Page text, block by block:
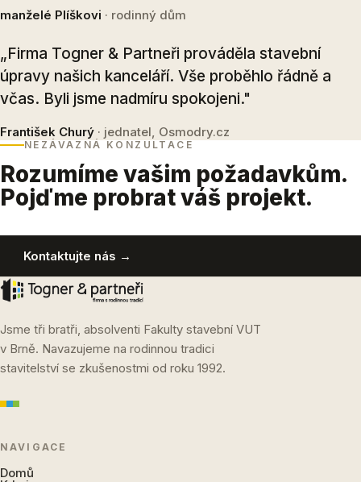
manželé Plíškovi · rodinný dům
„Firma Togner & Partneři prováděla stavební
úpravy našich kanceláří. Vše proběhlo řádně a
včas. Byli jsme nadmíru spokojeni."
František Churý · jednatel, Osmodry.cz
NEZÁVAZNÁ KONZULTACE
Rozumíme vašim požadavkům.
Pojďme probrat váš projekt.
Kontaktujte nás →
Jsme tři bratři, absolventi Fakulty stavební VUT
v Brně. Navazujeme na rodinnou tradici
stavitelství se zkušenostmi od roku 1992.
NAVIGACE
Domů